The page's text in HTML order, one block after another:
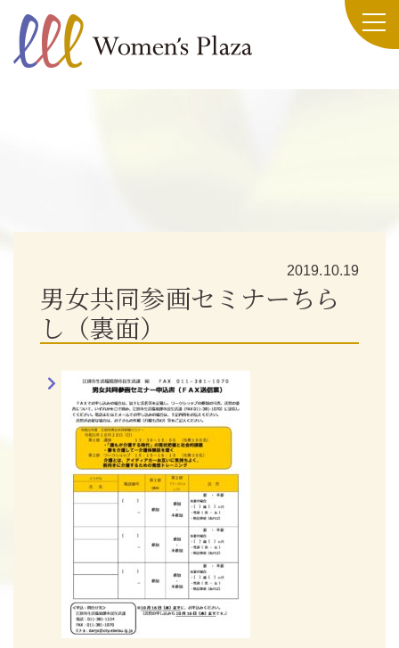
2019.10.19
男女共同参画セミナーちら
し（裏面）